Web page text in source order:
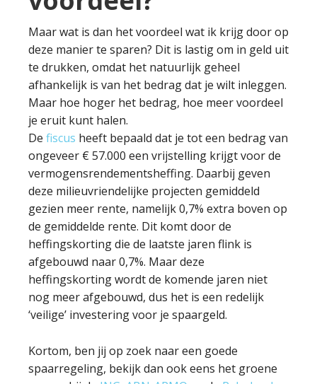
Maar wat is dan het voordeel wat ik krijg door op
deze manier te sparen? Dit is lastig om in geld uit
te drukken, omdat het natuurlijk geheel
afhankelijk is van het bedrag dat je wilt inleggen.
Maar hoe hoger het bedrag, hoe meer voordeel
je eruit kunt halen.
De fiscus heeft bepaald dat je tot een bedrag van
ongeveer € 57.000 een vrijstelling krijgt voor de
vermogensrendementsheffing. Daarbij geven
deze milieuvriendelijke projecten gemiddeld
gezien meer rente, namelijk 0,7% extra boven op
de gemiddelde rente. Dit komt door de
heffingskorting die de laatste jaren flink is
afgebouwd naar 0,7%. Maar deze
heffingskorting wordt de komende jaren niet
nog meer afgebouwd, dus het is een redelijk
‘veilige’ investering voor je spaargeld.
Kortom, ben jij op zoek naar een goede
spaarregeling, bekijk dan ook eens het groene